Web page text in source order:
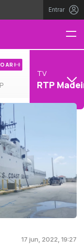
Entrar
AR
TV
RTP
17 jun, 2022, 19:27